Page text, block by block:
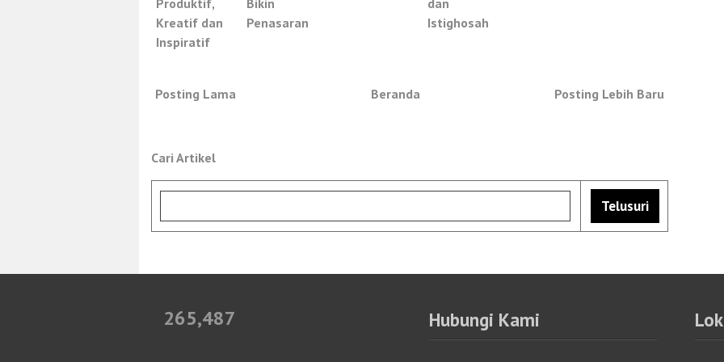
Kreatif dan
Inspiratif
Penasaran
Istighosah
Posting Lebih Baru
Posting Lama Beranda
Cari Artikel
265,487 Hubungi Kami